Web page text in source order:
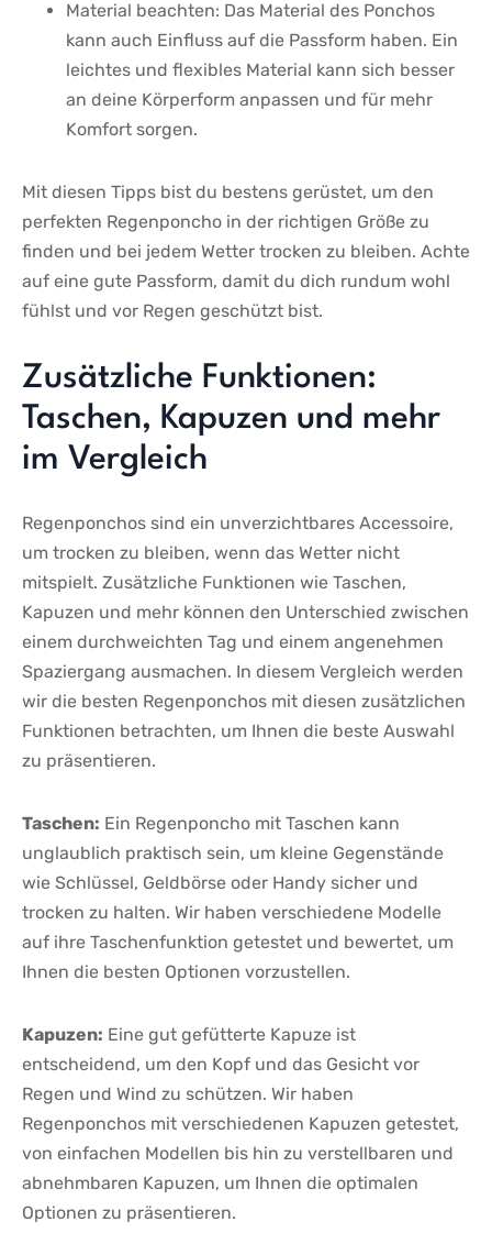
Material beachten: Das Material des Ponchos
kann auch Einfluss auf die Passform ⁣haben. Ein
leichtes ⁢und flexibles Material kann ⁣sich besser
an​ deine‌ Körperform anpassen und für mehr
Komfort sorgen.
Mit diesen Tipps bist du bestens gerüstet, um den
perfekten Regenponcho in ‌der richtigen Größe zu
finden und bei jedem​ Wetter trocken‌ zu bleiben. ⁣Achte
auf eine ⁤gute Passform, damit ‍du ‌dich ⁤rundum wohl
fühlst und vor Regen geschützt bist.
Zusätzliche Funktionen:
Taschen, Kapuzen‍ und mehr
im Vergleich
Regenponchos sind ein unverzichtbares ‍Accessoire,
um trocken ⁢zu bleiben, wenn das ‍Wetter⁤ nicht
mitspielt. Zusätzliche Funktionen wie Taschen,
Kapuzen‍ und mehr können den Unterschied zwischen
einem durchweichten Tag und einem angenehmen
Spaziergang ausmachen. In diesem Vergleich⁤ werden
wir die ​besten Regenponchos mit diesen zusätzlichen
Funktionen betrachten, um Ihnen die beste ‌Auswahl
zu präsentieren.
Taschen: Ein‍ Regenponcho ​mit Taschen kann
unglaublich praktisch sein, um kleine ⁤Gegenstände
‌wie⁤ Schlüssel, Geldbörse oder Handy sicher und⁢
trocken zu halten. Wir haben verschiedene Modelle
auf ihre Taschenfunktion getestet und bewertet, um
Ihnen die besten Optionen ⁣vorzustellen.
Kapuzen: Eine‍ gut⁤ gefütterte Kapuze ist
⁢entscheidend, um den Kopf und das Gesicht vor
Regen und Wind zu schützen. Wir haben
Regenponchos mit verschiedenen Kapuzen getestet,
von einfachen Modellen bis hin zu verstellbaren und
abnehmbaren Kapuzen, um Ihnen die optimalen
Optionen zu ⁢präsentieren.